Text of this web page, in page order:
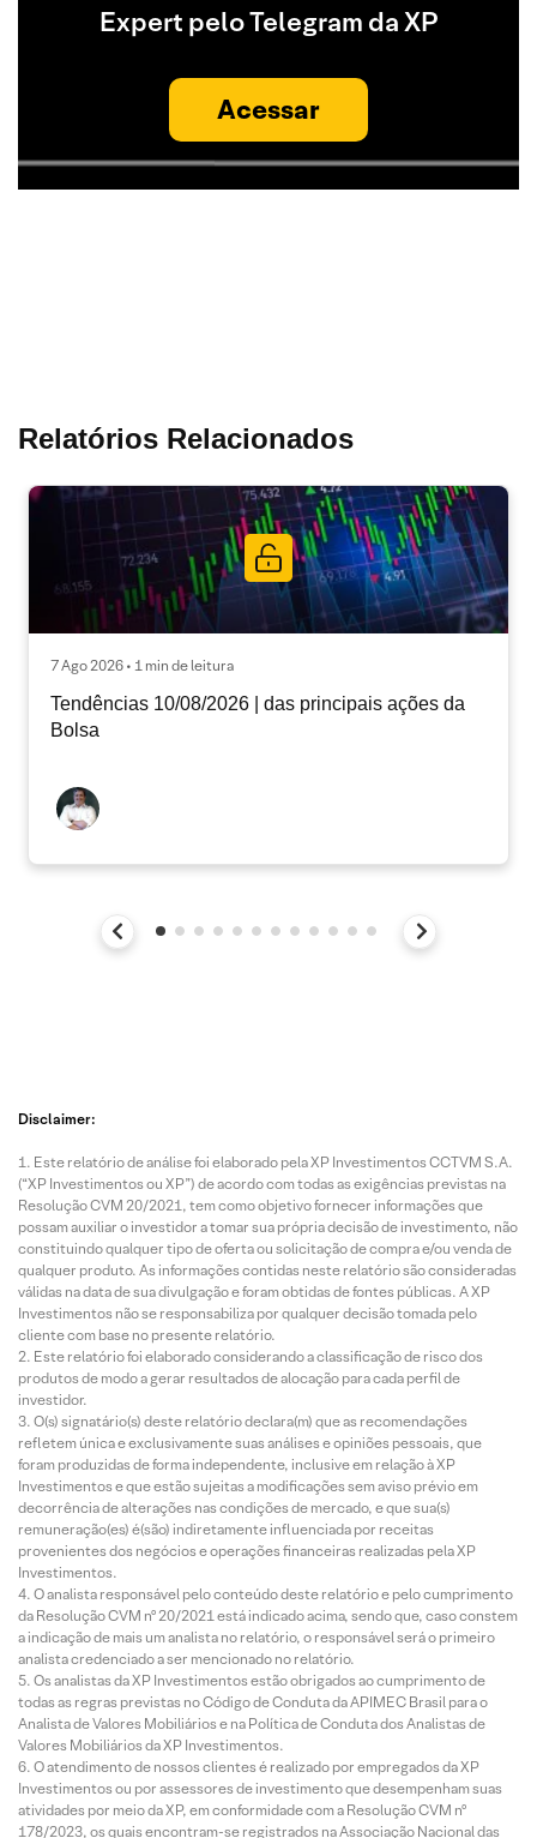
Expert pelo Telegram da XP
Acessar
Relatórios Relacionados
7 Ago 2026 • 1 min de leitura
Tendências 10/08/2026 | das principais ações da
Bolsa
Disclaimer:
Este relatório de análise foi elaborado pela XP Investimentos CCTVM S.A.
(“XP Investimentos ou XP”) de acordo com todas as exigências previstas na
Resolução CVM 20/2021, tem como objetivo fornecer informações que
possam auxiliar o investidor a tomar sua própria decisão de investimento, não
constituindo qualquer tipo de oferta ou solicitação de compra e/ou venda de
qualquer produto. As informações contidas neste relatório são consideradas
válidas na data de sua divulgação e foram obtidas de fontes públicas. A XP
Investimentos não se responsabiliza por qualquer decisão tomada pelo
cliente com base no presente relatório.
Este relatório foi elaborado considerando a classificação de risco dos
produtos de modo a gerar resultados de alocação para cada perfil de
investidor.
O(s) signatário(s) deste relatório declara(m) que as recomendações
refletem única e exclusivamente suas análises e opiniões pessoais, que
foram produzidas de forma independente, inclusive em relação à XP
Investimentos e que estão sujeitas a modificações sem aviso prévio em
decorrência de alterações nas condições de mercado, e que sua(s)
remuneração(es) é(são) indiretamente influenciada por receitas
provenientes dos negócios e operações financeiras realizadas pela XP
Investimentos.
O analista responsável pelo conteúdo deste relatório e pelo cumprimento
da Resolução CVM nº 20/2021 está indicado acima, sendo que, caso constem
a indicação de mais um analista no relatório, o responsável será o primeiro
analista credenciado a ser mencionado no relatório.
Os analistas da XP Investimentos estão obrigados ao cumprimento de
todas as regras previstas no Código de Conduta da APIMEC Brasil para o
Analista de Valores Mobiliários e na Política de Conduta dos Analistas de
Valores Mobiliários da XP Investimentos.
O atendimento de nossos clientes é realizado por empregados da XP
Investimentos ou por assessores de investimento que desempenham suas
atividades por meio da XP, em conformidade com a Resolução CVM nº
178/2023, os quais encontram-se registrados na Associação Nacional das